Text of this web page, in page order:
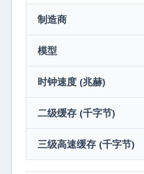
制造商
模型
时钟速度 (兆赫)
二级缓存 (千字节)
三级高速缓存 (千字节)